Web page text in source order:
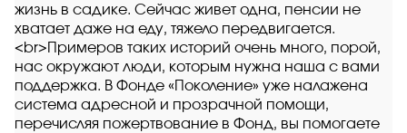
жизнь в садике. Сейчас живет одна, пенсии не
хватает даже на еду, тяжело передвигается.
<br>Примеров таких историй очень много, порой,
нас окружают люди, которым нужна наша с вами
поддержка. В Фонде «Поколение» уже налажена
система адресной и прозрачной помощи,
перечисляя пожертвование в Фонд, вы помогаете